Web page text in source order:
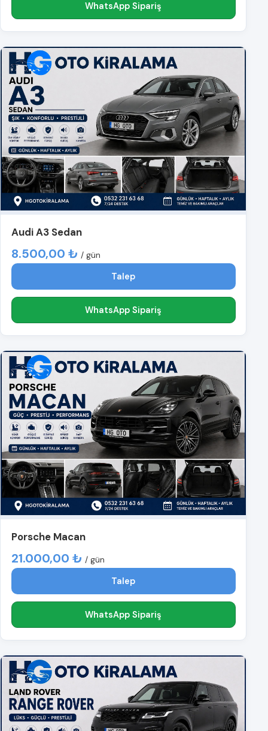
WhatsApp Sipariş
Audi A3 Sedan
8.500,00 ₺ / gün
Talep
WhatsApp Sipariş
Porsche Macan
21.000,00 ₺ / gün
Talep
WhatsApp Sipariş